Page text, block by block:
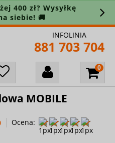
400 zł? Wysyłkę
siebie! 🚚
INFOLINIA
881 703 704
MOBILE
Ocena: